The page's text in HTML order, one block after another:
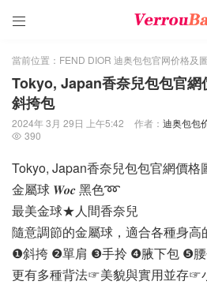

當前位置： FEND DIOR 迪奥包包官网价格及
Tokyo, Japan香奈兒包包官
斜挎包
2024年 3月 29日 上午5:42 作者： 迪奥包包
 390
Tokyo, Japan香奈兒包包官網價格
金屬球 𝑾𝒐𝒄 黑色➿
最美金球★人間香奈兒
隨意調節的金屬球，適合各種身高
❶斜挎 ❷單肩 ❸手拎 ❹腋下包 ❺
更有多種背法☞美貌與實用並存☞